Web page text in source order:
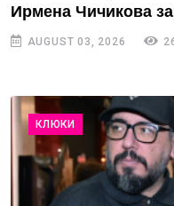
Ирмена Чичикова
AUGUST 03, 2026
КЛЮКИ